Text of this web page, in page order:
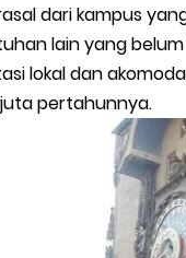
dari kampus
lain yang
lokal dan
juta pertahunnya.